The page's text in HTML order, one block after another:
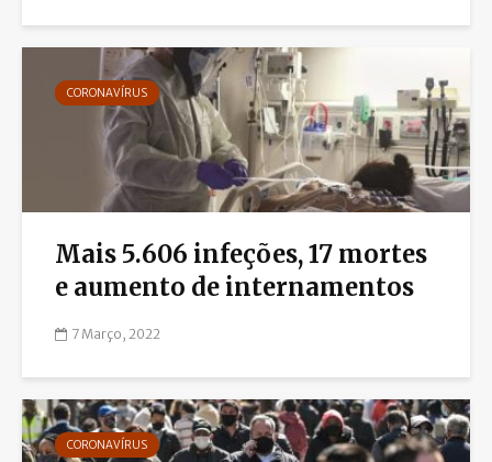
CORONAVÍRUS
Mais 5.606 infeções, 17 mortes
e aumento de internamentos
7 Março, 2022
CORONAVÍRUS